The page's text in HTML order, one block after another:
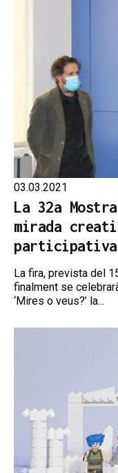
03.03.2021
La 32a
mirada
participativa
La fira, prevista del
finalment se
‘Mires o veus?’ la...